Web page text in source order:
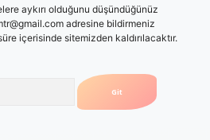
aykırı olduğunu düşündüğünüz
adresine bildirmeniz
içerisinde sitemizden kaldırılacaktır.